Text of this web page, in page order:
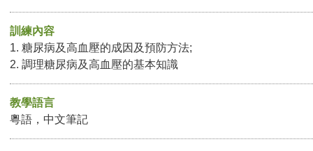
訓練內容
1. 糖尿病及高血壓的成因及預防方法;
2. 調理糖尿病及高血壓的基本知識
教學語言
粵語，中文筆記